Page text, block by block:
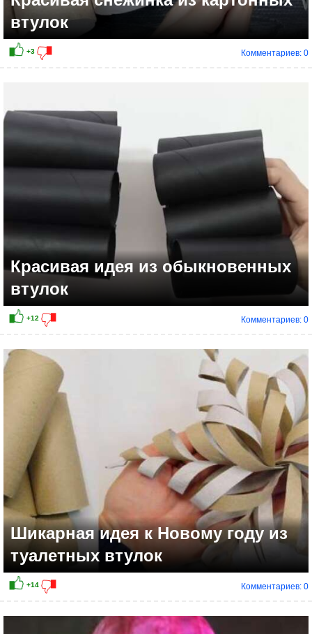
+8
втулок
Комментариев: 0
Красивая идея из обыкновенных
втулок
Комментариев: 0
Шикарная идея к Новому году из
туалетных втулок
Комментариев: 0